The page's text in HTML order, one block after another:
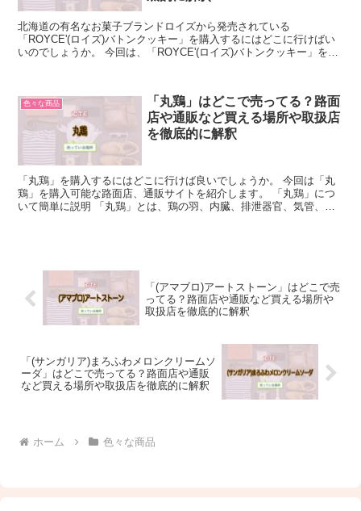
北海道の有名なお菓子ブランドロイズから発売されている
「ROYCE'(ロイズ)バトンクッキー」を購入するにはどこに行けばい
いのでしょうか。 今回は、「ROYCE'(ロイズ)バトンクッキー」を売
色々な商品
「丸鶏」はどこで売ってる？路面
店や通販など買える場所や取扱店
を徹底的に解釈
「丸鶏」を購入するにはどこに行けば良いでしょうか。 今回は「丸
鶏」を購入可能な路面店、通販サイトを紹介します。 「丸鶏」につ
いて簡単に説明 「丸鶏」とは、鶏の羽、内臓、排泄器官、気管、食
「(アマブロ)アートストーン」はどこで売
ってる？路面店や通販など買える場所や
取扱店を徹底的に解釈
「(サンガリア)まろふわメロンクリームソ
ーダ」はどこで売ってる？路面店や通販
など買える場所や取扱店を徹底的に解釈
ホーム 色々な商品